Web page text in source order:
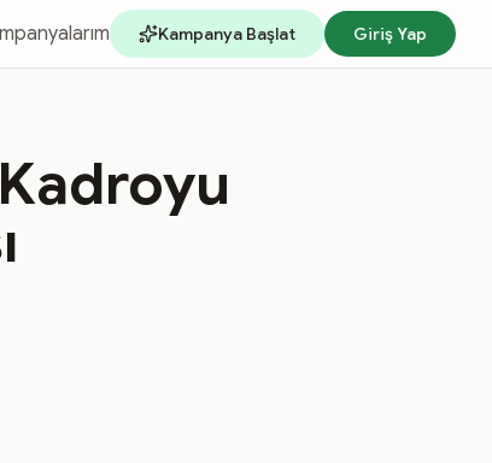
Kampanya Başlat Giriş Yap